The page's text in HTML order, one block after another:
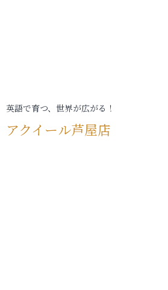
英語で育つ、世界が広がる！
アクイール芦屋店